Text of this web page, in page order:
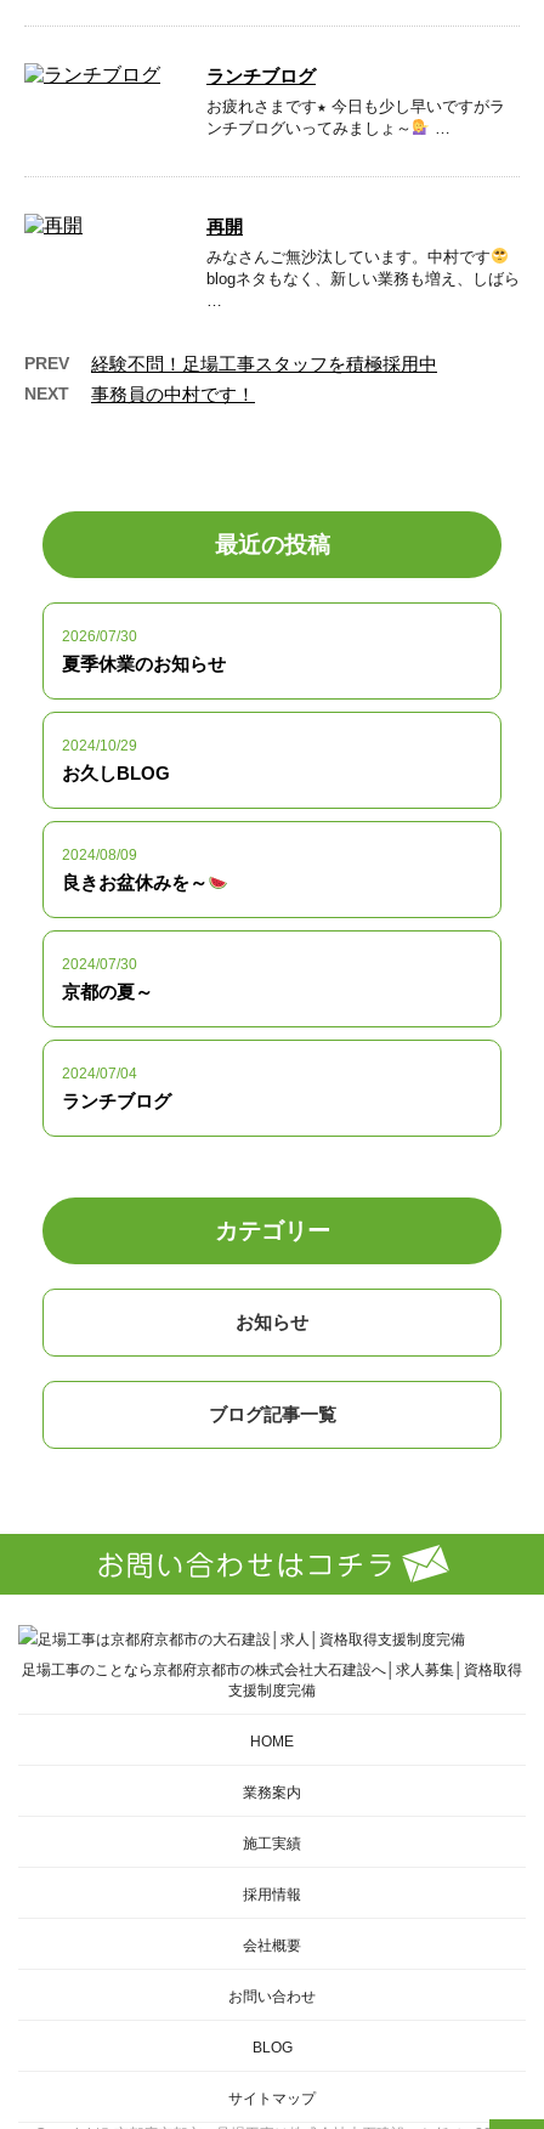
ランチブログ
お疲れさまです★ 今日も少し早いですがラ
ンチブログいってみましょ～
‍ …
再開
みなさんご無沙汰しています。中村です
blogネタもなく、新しい業務も増え、しばら
…
PREV 経験不問！足場工事スタッフを積極採用中
NEXT 事務員の中村です！
最近の投稿
2026/07/30
夏季休業のお知らせ
2024/10/29
お久しBLOG
2024/08/09
良きお盆休みを～
2024/07/30
京都の夏～
2024/07/04
ランチブログ
カテゴリー
お知らせ
ブログ記事一覧
足場工事のことなら京都府京都市の株式会社大石建設へ│求人募集│資格取得
支援制度完備
HOME
業務案内
施工実績
採用情報
会社概要
お問い合わせ
BLOG
サイトマップ